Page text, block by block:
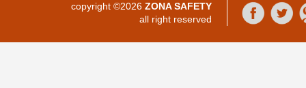
copyright ©2026 ZONA SAFETY
all right reserved